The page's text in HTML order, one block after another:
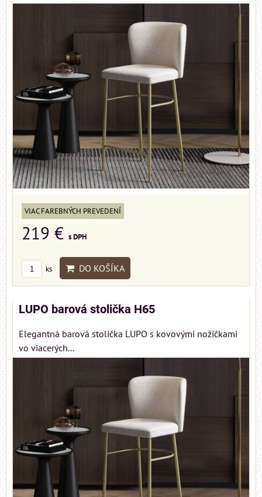
VIAC FAREBNÝCH PREVEDENÍ
219 € s DPH
ks DO KOŠÍKA
LUPO barová stolička H65
Elegantná barová stolička LUPO s kovovými nožičkami
vo viacerých...